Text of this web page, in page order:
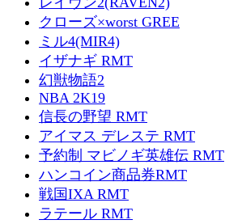
クローズ×worst GREE
ミル4(MIR4)
イザナギ RMT
幻獣物語2
NBA 2K19
信長の野望 RMT
アイマス デレステ RMT
予約制 マビノギ英雄伝 RMT
ハンコイン商品券RMT
戦国IXA RMT
ラテール RMT